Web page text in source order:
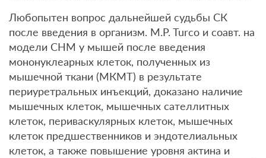
Любопытен вопрос дальнейшей судьбы СК
после введения в организм. M.P. Turco и соавт. на
модели СНМ у мышей после введения
мононуклеарных клеток, полученных из
мышечной ткани (МКМТ) в результате
периуретральных инъекций, доказано наличие
мышечных клеток, мышечных сателлитных
клеток, периваскулярных клеток, мышечных
клеток предшественников и эндотелиальных
клеток, а также повышение уровня актина и